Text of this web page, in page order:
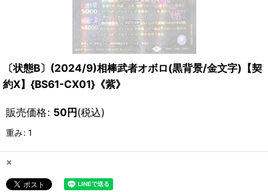
〔状態B〕(2024/9)相棒武者オボロ(黒背景/金文字)【契
約X】{BS61-CX01}《紫》
販売価格: 50円(税込)
重み: 1
×